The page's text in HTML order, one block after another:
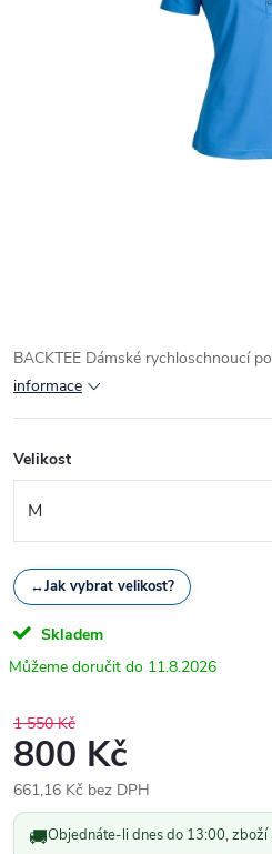
BACKTEE Dámské rychloschnoucí
informace
Velikost
↔Jak vybrat velikost?
Skladem
11.8.2026
1 550 Kč
800 Kč
661,16 Kč bez DPH
Měrná
cena:
🚚Objednáte-li dnes do 13:00, zboží